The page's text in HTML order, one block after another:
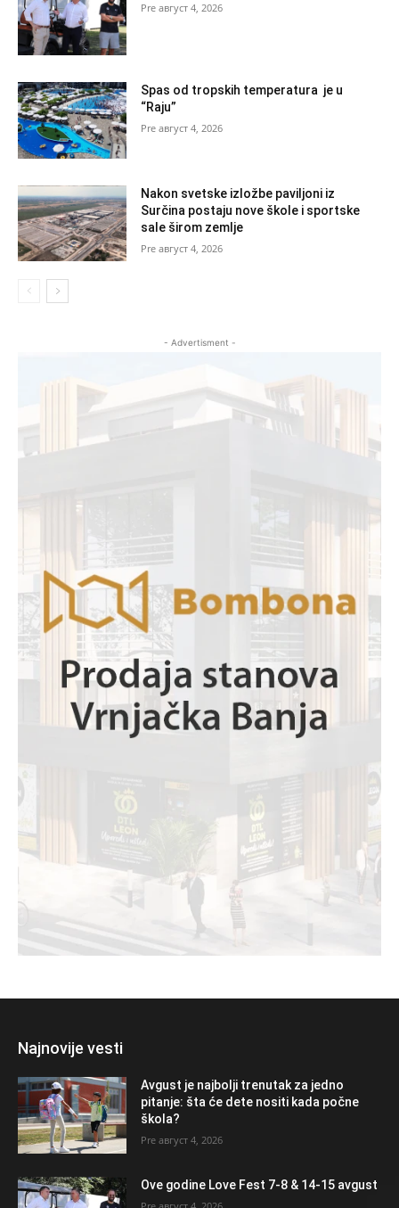
август 4, 2026
Spas od tropskih temperatura je u
“Raju”
август 4, 2026
Nakon svetske izložbe paviljoni iz
Surčina postaju nove škole i sportske
sale širom zemlje
август 4, 2026
- Advertisment -
Najnovije vesti
Avgust je najbolji trenutak za jedno
pitanje: šta će dete nositi kada počne
škola?
август 4, 2026
Ove godine Love Fest 7-8 & 14-15 avgust